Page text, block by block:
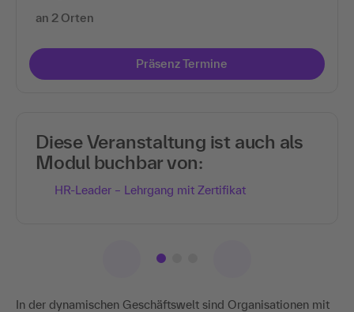
In der dynamischen Geschäftswelt sind Organisationen mit
an 2 Orten
Präsenz Termine
Diese Veranstaltung ist auch als
Modul buchbar von:
HR-Leader – Lehrgang mit Zertifikat